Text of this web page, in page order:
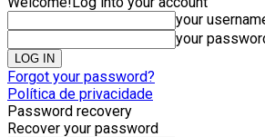
your
your
Forgot your password?
Política de privacidade
Password recovery
Recover your password